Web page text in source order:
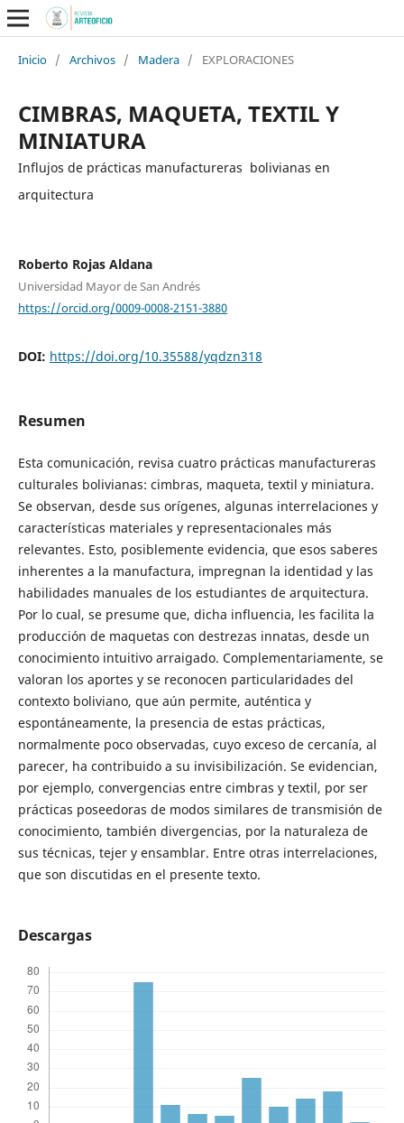
Inicio / Archivos / Madera / EXPLORACIONES
CIMBRAS, MAQUETA, TEXTIL Y
MINIATURA
Influjos de prácticas manufactureras bolivianas en
arquitectura
Roberto Rojas Aldana
Universidad Mayor de San Andrés
https://orcid.org/0009-0008-2151-3880
DOI: https://doi.org/10.35588/yqdzn318
Resumen
Esta comunicación, revisa cuatro prácticas manufactureras
culturales bolivianas: cimbras, maqueta, textil y miniatura.
Se observan, desde sus orígenes, algunas interrelaciones y
características materiales y representacionales más
relevantes. Esto, posiblemente evidencia, que esos saberes
inherentes a la manufactura, impregnan la identidad y las
habilidades manuales de los estudiantes de arquitectura.
Por lo cual, se presume que, dicha influencia, les facilita la
producción de maquetas con destrezas innatas, desde un
conocimiento intuitivo arraigado. Complementariamente, se
valoran los aportes y se reconocen particularidades del
contexto boliviano, que aún permite, auténtica y
espontáneamente, la presencia de estas prácticas,
normalmente poco observadas, cuyo exceso de cercanía, al
parecer, ha contribuido a su invisibilización. Se evidencian,
por ejemplo, convergencias entre cimbras y textil, por ser
prácticas poseedoras de modos similares de transmisión de
conocimiento, también divergencias, por la naturaleza de
sus técnicas, tejer y ensamblar. Entre otras interrelaciones,
que son discutidas en el presente texto.
Descargas